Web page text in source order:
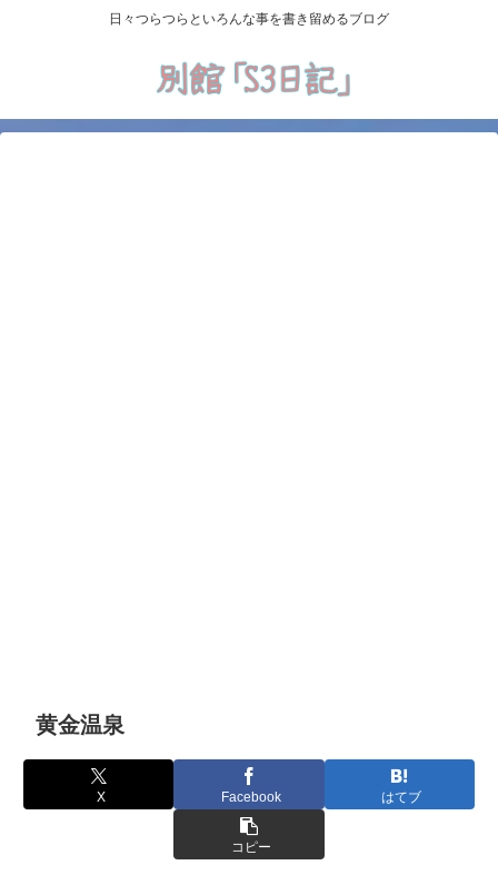
日々つらつらといろんな事を書き留めるブログ
黄金温泉
X Facebook はてブ
コピー